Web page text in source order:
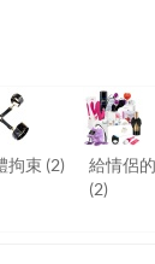
拘束 (2)
給情侶
(2)